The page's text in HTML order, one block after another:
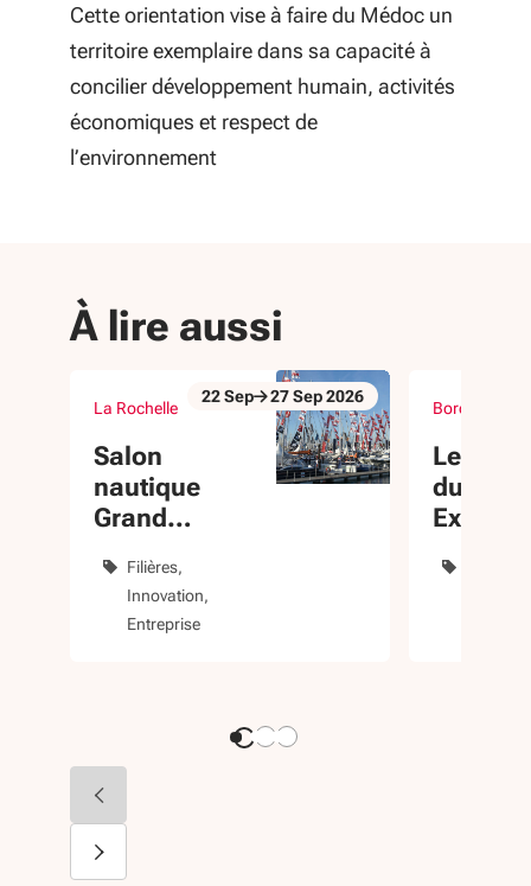
Cette orientation vise à faire du Médoc un
territoire exemplaire dans sa capacité à
concilier développement humain, activités
économiques et respect de
l’environnement
À lire aussi
La Rochelle
Salon
nautique
Grand
Rochelle
Filières
Innovation
Entreprise
évènement
Du 22 Sep au 27 Sep 2026
22Sep 27Sep2026
Bordeaux
Les 3
du 360
Export
évènement
Du 23 Sep au